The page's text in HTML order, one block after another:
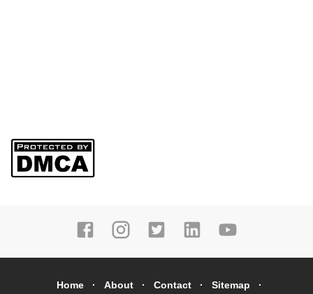
Home About Contact Sitemap